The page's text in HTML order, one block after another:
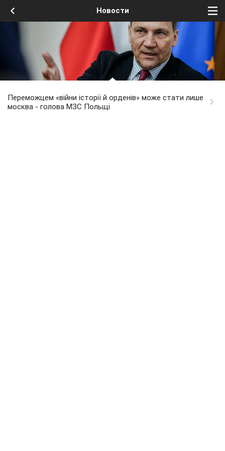
Новости
Переможцем «війни історії й орденів» може стати лише
москва - голова МЗС Польщі